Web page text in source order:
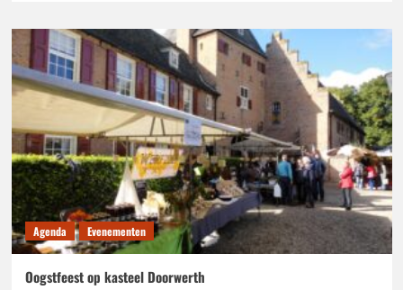
Agenda Evenementen
Oogstfeest op kasteel Doorwerth